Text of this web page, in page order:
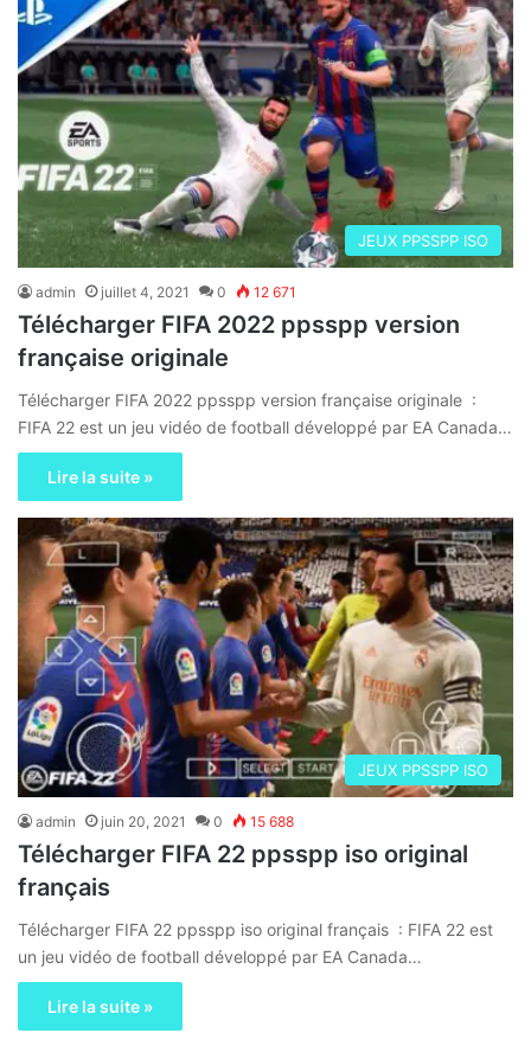
JEUX PPSSPP ISO
admin juillet 4, 2021 0 12 671
Télécharger FIFA 2022 ppsspp version
française originale
Télécharger FIFA 2022 ppsspp version française originale :
FIFA 22 est un jeu vidéo de football développé par EA Canada…
Lire la suite »
JEUX PPSSPP ISO
admin juin 20, 2021 0 15 688
Télécharger FIFA 22 ppsspp iso original
français
Télécharger FIFA 22 ppsspp iso original français : FIFA 22 est
un jeu vidéo de football développé par EA Canada…
Lire la suite »